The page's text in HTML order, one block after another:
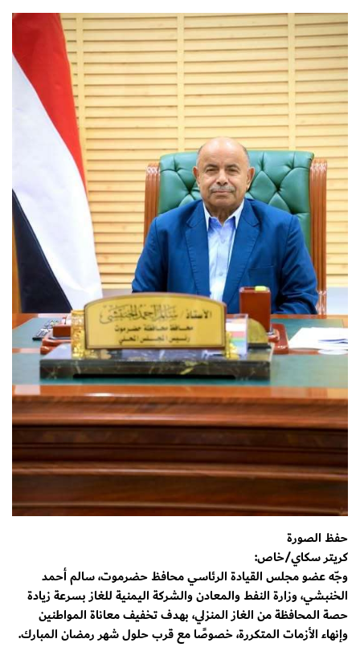
حفظ الصورة
كريتر سكاي/خاص:
وجّه عضو مجلس القيادة الرئاسي محافظ حضرموت، سالم أحمد
الخنبشي، وزارة النفط والمعادن والشركة اليمنية للغاز بسرعة زيادة
حصة المحافظة من الغاز المنزلي، بهدف تخفيف معاناة المواطنين
وإنهاء الأزمات المتكررة، خصوصًا مع قرب حلول شهر رمضان المبارك.